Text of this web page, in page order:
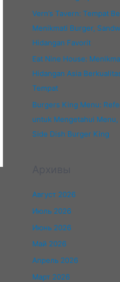
Vern’s Tavern: Tempat
Menikmati Burger,
Hidangan Favorit
Eat Nine House:
Hidangan Asia
Tempat
Burgers King Menu:
untuk Mengetahui Menu,
Side Dish Burger King
Август 2026
Июль 2026
Июнь 2026
Май 2026
Апрель 2026
Март 2026